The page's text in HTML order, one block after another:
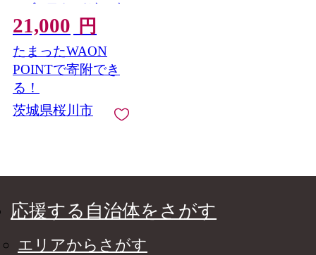
ーパーフルーツトマト
てるて姫 中箱 約1.2kg
× 2箱 【12〜15玉/1
箱】 フルーツトマト
ブランドトマト 野菜
ギフト 贈答 青空レス
トラン アド街ック天
国 グッドモーニング
21,000 円
たまったWAON
POINTで寄附でき
る！
茨城県桜川市
応援する自治体をさがす
エリアからさがす